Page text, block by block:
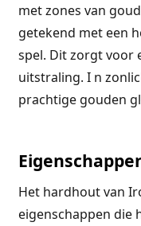
met zones van
getekend met een
spel. Dit zorgt voor
uitstraling. I n
prachtige gouden
Het hardhout van
eigenschappen die